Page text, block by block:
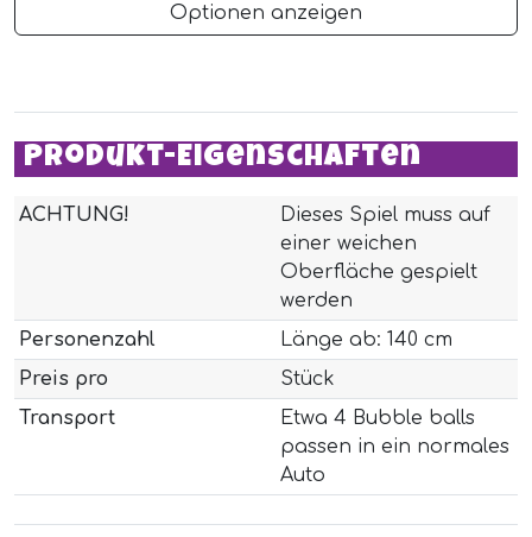
Optionen anzeigen
Produkt-Eigenschaften
ACHTUNG!
Dieses Spiel muss auf
einer weichen
Oberfläche gespielt
werden
Personenzahl
Länge ab: 140 cm
Preis pro
Stück
Transport
Etwa 4 Bubble balls
passen in ein normales
Auto